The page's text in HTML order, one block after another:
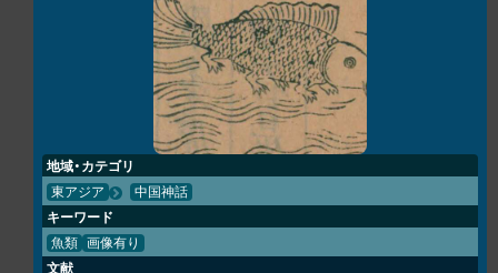
地域・カテゴリ
東アジア 中国神話
キーワード
魚類 画像有り
文献